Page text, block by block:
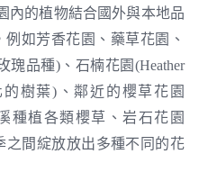
內的植物結合國外與本地品
如芳香花園、藥草花園、
瑰品種)、石楠花園(Heather
的樹葉)、鄰近的櫻草花園
種植各類櫻草、岩石花園
之間綻放放出多種不同的花